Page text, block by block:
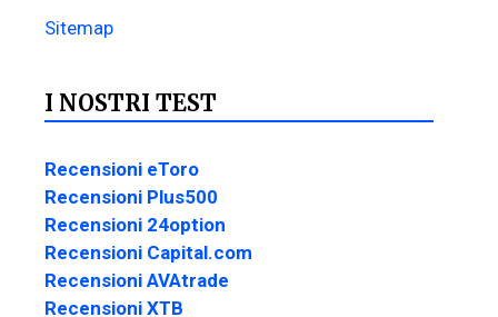
Sitemap
I NOSTRI TEST
Recensioni eToro
Recensioni Plus500
Recensioni 24option
Recensioni Capital.com
Recensioni AVAtrade
Recensioni XTB